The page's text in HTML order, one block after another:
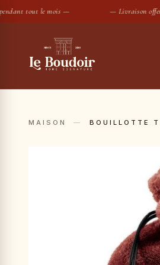
tout le mois — — Livraison
MAISON — BOUILLOTTE